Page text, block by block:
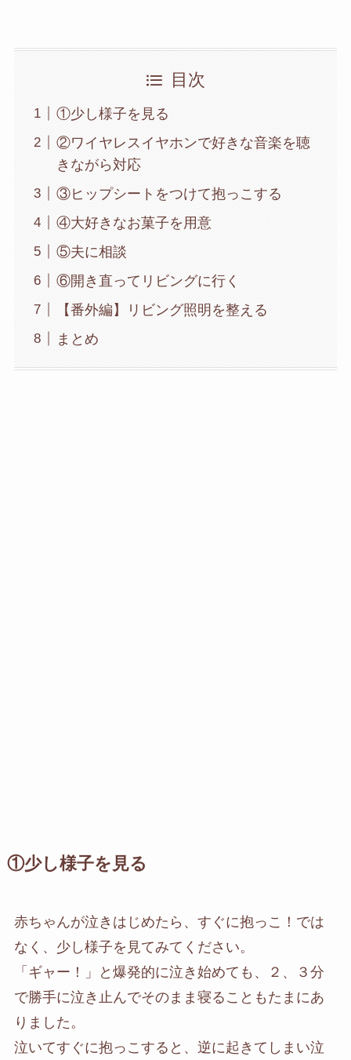
目次
①少し様子を見る
②ワイヤレスイヤホンで好きな音楽を聴
きながら対応
③ヒップシートをつけて抱っこする
④大好きなお菓子を用意
⑤夫に相談
⑥開き直ってリビングに行く
【番外編】リビング照明を整える
まとめ
①少し様子を見る
赤ちゃんが泣きはじめたら、すぐに抱っこ！では
なく、少し様子を見てみてください。
「ギャー！」と爆発的に泣き始めても、２、３分
で勝手に泣き止んでそのまま寝ることもたまにあ
りました。
泣いてすぐに抱っこすると、逆に起きてしまい泣